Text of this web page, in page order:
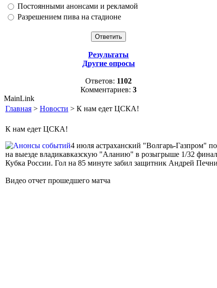
Постоянными анонсами и рекламой
Разрешением пива на стадионе
Результаты
Другие опросы
Ответов: 1102
Комментариев: 3
MainLink
Главная > Новости > К нам едет ЦСКА!
К нам едет ЦСКА!
4 июля астраханский "Волгарь-Газпром"
на выезде владикавказскую "Аланию" в розыгрыше 1/32
Кубка России. Гол на 85 минуте забил защитник Андрей
Видео отчет прошедшего матча